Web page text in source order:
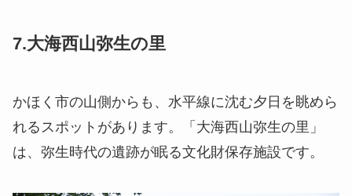
7.大海西山弥生の里
かほく市の山側からも、水平線に沈む夕日を眺めら
れるスポットがあります。「大海西山弥生の里」
は、弥生時代の遺跡が眠る文化財保存施設です。